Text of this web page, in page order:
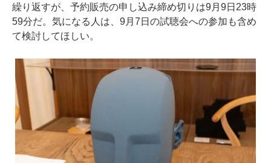
繰り返すが、予約販売の申し込み締め切りは9月9日23時
59分だ。気になる人は、9月7日の試聴会への参加も含め
て検討してほしい。